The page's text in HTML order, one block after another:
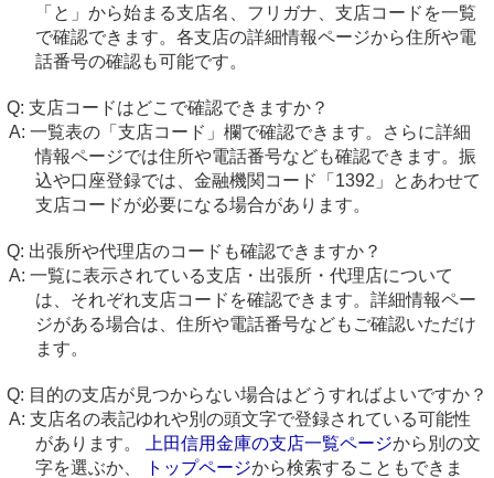
「と」から始まる支店名、フリガナ、支店コードを一覧
で確認できます。各支店の詳細情報ページから住所や電
話番号の確認も可能です。
支店コードはどこで確認できますか？
一覧表の「支店コード」欄で確認できます。さらに詳細
情報ページでは住所や電話番号なども確認できます。振
込や口座登録では、金融機関コード「1392」とあわせて
支店コードが必要になる場合があります。
出張所や代理店のコードも確認できますか？
一覧に表示されている支店・出張所・代理店について
は、それぞれ支店コードを確認できます。詳細情報ペー
ジがある場合は、住所や電話番号などもご確認いただけ
ます。
目的の支店が見つからない場合はどうすればよいですか？
支店名の表記ゆれや別の頭文字で登録されている可能性
があります。
上田信用金庫の支店一覧ページから別の文
字を選ぶか、
トップページから検索することもできま